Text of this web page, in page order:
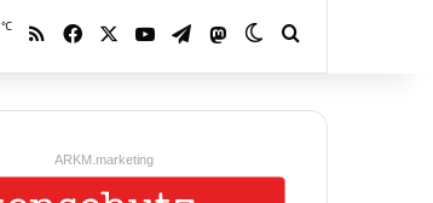
℃ RSS Facebook YouTubeTelegramMastodonSkin umschalten
ARKM.marketing